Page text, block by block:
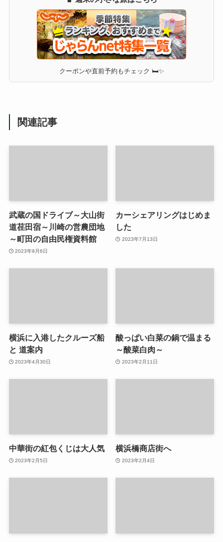
クーポンや直前予約もチェック 🛏✨
関連記事
武蔵の国ドライブ～大山街
道荏田宿～川崎の営農団地
～町田の自由民権資料館
2023年9月6日
カーシェアリングはじめま
した
2023年7月13日
横浜に入港したクルーズ船
と 道案内
2023年4月30日
酸っぱい白菜の鍋で温まる
～酸菜白肉～
2023年2月11日
中華街の紅包くじは大人気
2023年2月5日
横浜橋商店街へ
2023年2月4日